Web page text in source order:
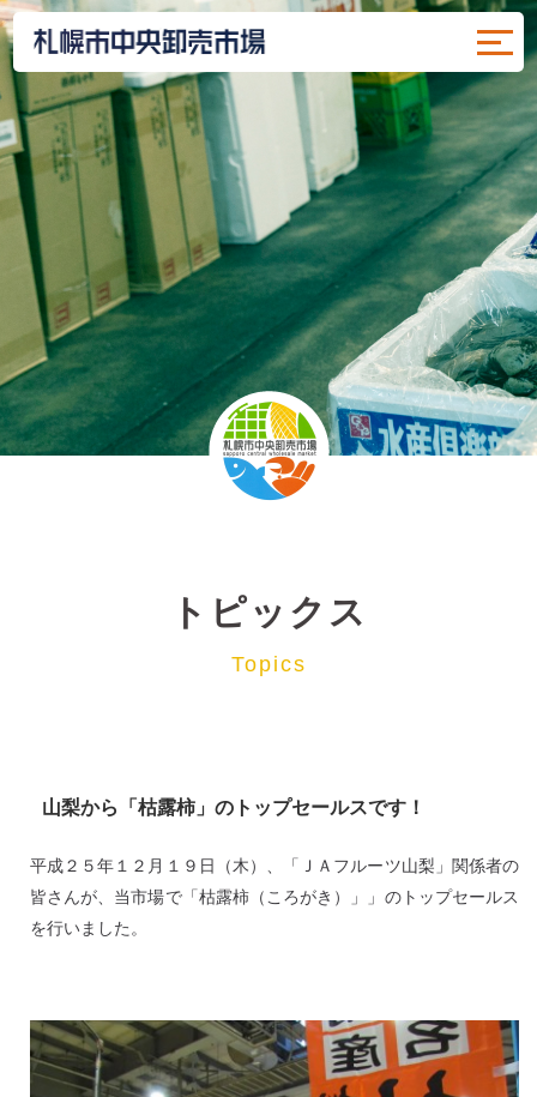
トピックス
Topics
山梨から「枯露柿」のトップセールスです！
平成２５年１２月１９日（木）、「ＪＡフルーツ山梨」関係者の
皆さんが、当市場で「枯露柿（ころがき）」」のトップセールス
を行いました。